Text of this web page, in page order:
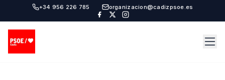
+34 956 226 785 organizacion@cadizpsoe.es